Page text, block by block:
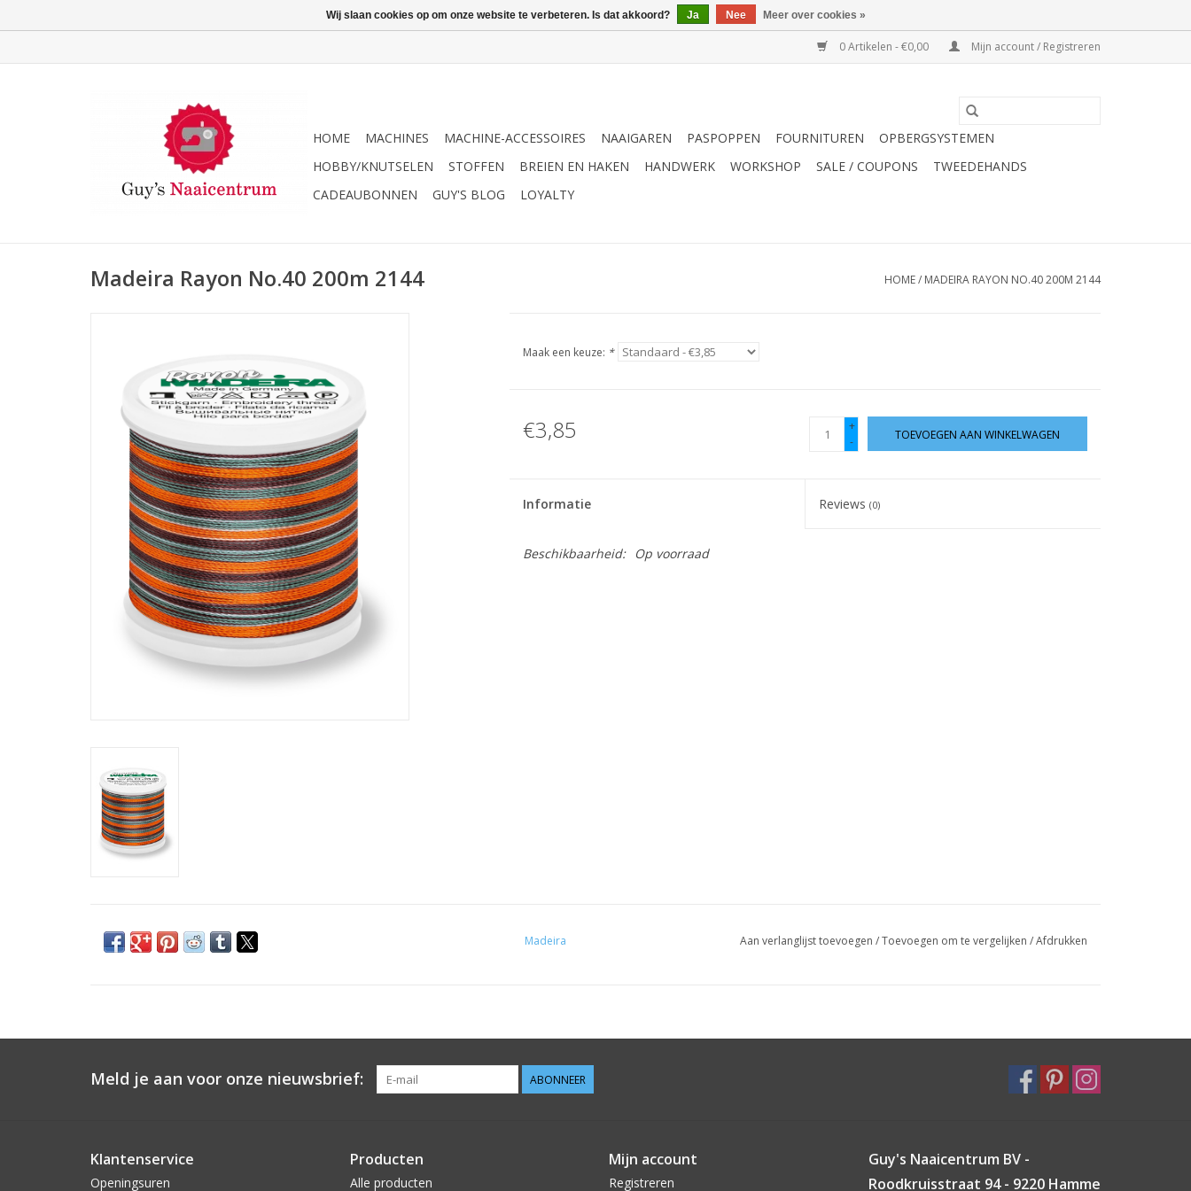
0 Artikelen - €0,00 Mijn account / Registreren
HOME MACHINES MACHINE-ACCESSOIRES NAAIGAREN PASPOPPEN FOURNITUREN
OPBERGSYSTEMEN
HOBBY/KNUTSELEN
STOFFEN BREIEN EN HAKEN HANDWERK WORKSHOP SALE / COUPONS
TWEEDEHANDS
CADEAUBONNEN
GUY'S BLOG LOYALTY
Madeira Rayon No.40 200m 2144 HOME/ MADEIRA RAYON NO.40 200M 2144
Maak een keuze: *
€3,85
+
-
TOEVOEGEN AAN WINKELWAGEN
Informatie Reviews(0)
Beschikbaarheid: Op voorraad
Madeira Aan verlanglijst toevoegen /Toevoegen om te vergelijken /Afdrukken
Meld je aan voor onze nieuwsbrief: ABONNEER
Klantenservice
Openingsuren
Producten
Alle producten
Mijn account
Registreren
Guy's Naaicentrum BV -
Roodkruisstraat 94 - 9220 Hamme
Wij slaan cookies op om onze website te verbeteren. Is dat akkoord? Ja Nee Meer over cookies »